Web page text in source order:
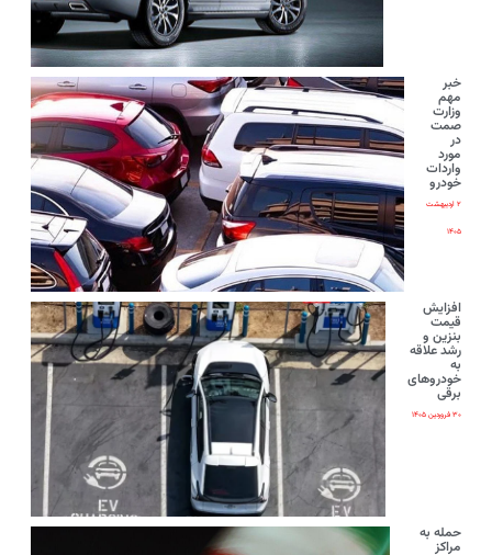
خبر
مهم
وزارت
صمت
در
مورد
واردات
خودرو
۲ اردیبهشت
۱۴۰۵
افزایش
قیمت
بنزین و
رشد علاقه
به
خودروهای
برقی
۳۰ فروردین ۱۴۰۵
حمله به
مراکز